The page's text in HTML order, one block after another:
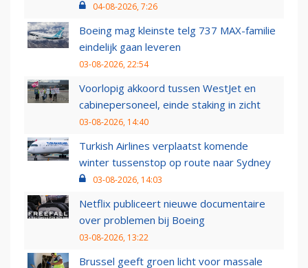
04-08-2026, 7:26
Boeing mag kleinste telg 737 MAX-familie
eindelijk gaan leveren
03-08-2026, 22:54
Voorlopig akkoord tussen WestJet en
cabinepersoneel, einde staking in zicht
03-08-2026, 14:40
Turkish Airlines verplaatst komende
winter tussenstop op route naar Sydney
03-08-2026, 14:03
Netflix publiceert nieuwe documentaire
over problemen bij Boeing
03-08-2026, 13:22
Brussel geeft groen licht voor massale